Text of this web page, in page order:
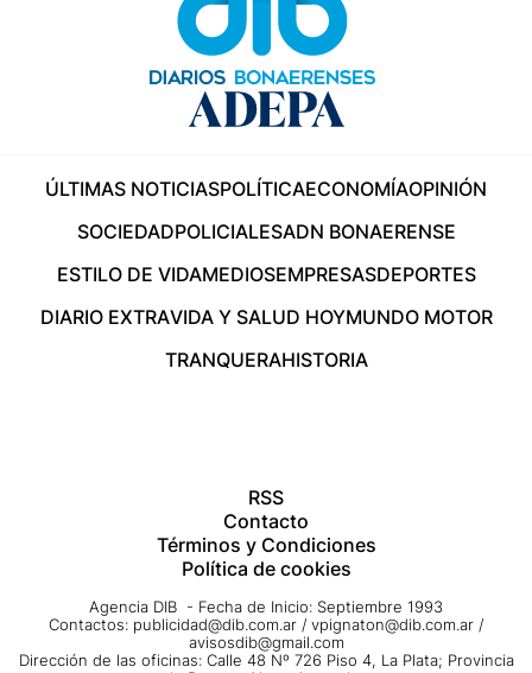
ÚLTIMAS NOTICIASPOLÍTICAECONOMÍAOPINIÓN
SOCIEDADPOLICIALESADN BONAERENSE
ESTILO DE VIDAMEDIOSEMPRESASDEPORTES
DIARIO EXTRAVIDA Y SALUD HOYMUNDO MOTOR
TRANQUERAHISTORIA
RSS
Contacto
Términos y Condiciones
Política de cookies
Agencia DIB - Fecha de Inicio: Septiembre 1993
Contactos: publicidad@dib.com.ar / vpignaton@dib.com.ar /
avisosdib@gmail.com
Dirección de las oficinas: Calle 48 Nº 726 Piso 4, La Plata; Provincia